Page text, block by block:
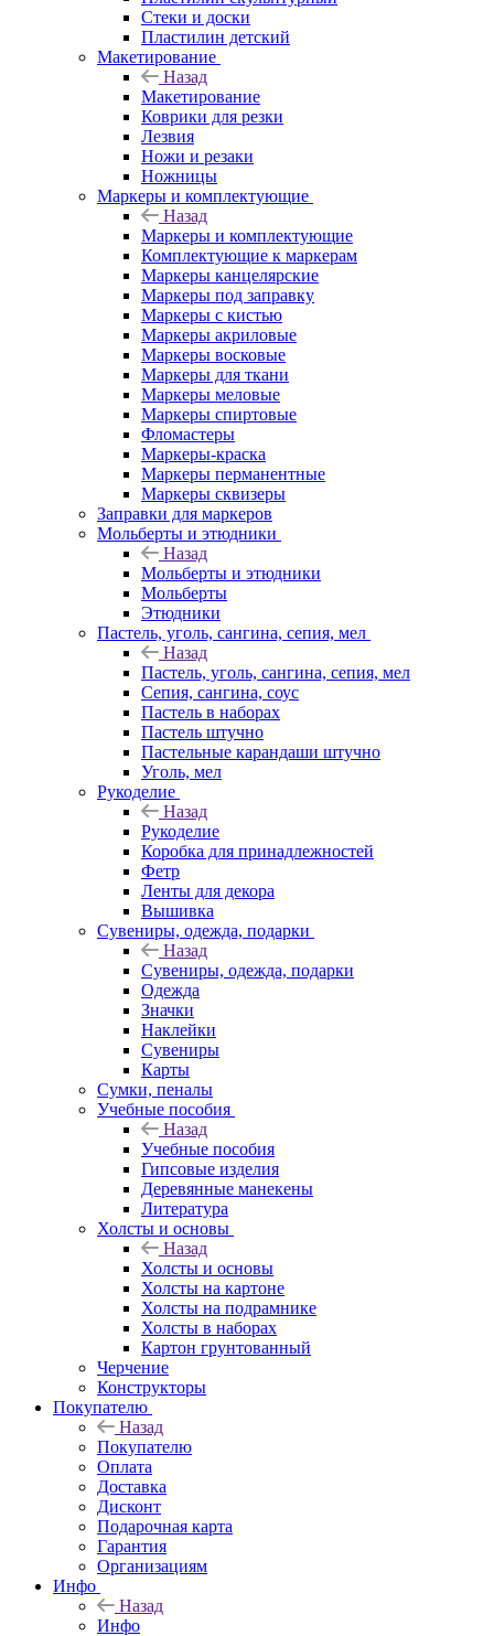
Стеки и доски
Пластилин детский
Макетирование
Назад
Макетирование
Коврики для резки
Лезвия
Ножи и резаки
Ножницы
Маркеры и комплектующие
Назад
Маркеры и комплектующие
Комплектующие к маркерам
Маркеры канцелярские
Маркеры под заправку
Маркеры с кистью
Маркеры акриловые
Маркеры восковые
Маркеры для ткани
Маркеры меловые
Маркеры спиртовые
Фломастеры
Маркеры-краска
Маркеры перманентные
Маркеры сквизеры
Заправки для маркеров
Мольберты и этюдники
Назад
Мольберты и этюдники
Мольберты
Этюдники
Пастель, уголь, сангина, сепия, мел
Назад
Пастель, уголь, сангина, сепия, мел
Сепия, сангина, соус
Пастель в наборах
Пастель штучно
Пастельные карандаши штучно
Уголь, мел
Рукоделие
Назад
Рукоделие
Коробка для принадлежностей
Фетр
Ленты для декора
Вышивка
Сувениры, одежда, подарки
Назад
Сувениры, одежда, подарки
Одежда
Значки
Наклейки
Сувениры
Карты
Сумки, пеналы
Учебные пособия
Назад
Учебные пособия
Гипсовые изделия
Деревянные манекены
Литература
Холсты и основы
Назад
Холсты и основы
Холсты на картоне
Холсты на подрамнике
Холсты в наборах
Картон грунтованный
Черчение
Конструкторы
Покупателю
Назад
Покупателю
Оплата
Доставка
Дисконт
Подарочная карта
Гарантия
Организациям
Инфо
Назад
Инфо